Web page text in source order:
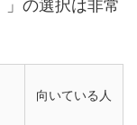
の選択は非常
向いている人